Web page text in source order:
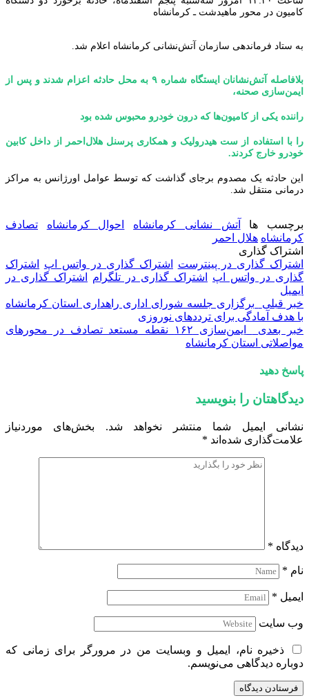
کامیون در محور ماهیدشت ـ کرمانشاه
به ستاد فرماندهی سازمان آتش‌نشانی کرمانشاه اعلام شد.
بلافاصله آتش‌نشانان ایستگاه شماره ۹ به محل حادثه اعزام شدند و پس از
ایمن‌سازی صحنه،
راننده یکی از کامیون‌ها که درون خودرو محبوس شده بود
را با استفاده از ست هیدرولیک و همکاری پرسنل هلال‌احمر از داخل کابین
خودرو خارج کردند.
این حادثه یک مصدوم برجای گذاشت که توسط عوامل اورژانس به مراکز
درمانی منتقل شد.
برچسب ها آتش نشانی کرمانشاه احوال کرمانشاه
تصادف
کرمانشاه هلال احمر
اشتراک گذاری
اشتراک گذاری در پینترست
اشتراک گذاری در واتس اپ
اشتراک
گذاری در واتس اپ
اشتراک گذاری در تلگرام
اشتراک گذاری در
ایمیل
خبر قبلی
برگزاری جلسه شورای اداری راهداری استان کرمانشاه
با هدف آمادگی برای ترددهای نوروزی
خبر بعدی
ایمن‌سازی ۱۶۲ نقطه مستعد تصادف در محورهای
مواصلاتی استان کرمانشاه
پاسخ دهید
دیدگاهتان را بنویسید
نشانی ایمیل شما منتشر نخواهد شد.
بخش‌های موردنیاز
علامت‌گذاری شده‌اند *
دیدگاه *
نام *
ایمیل *
وب‌ سایت
ذخیره نام، ایمیل و وبسایت من در مرورگر برای زمانی که
دوباره دیدگاهی می‌نویسم.